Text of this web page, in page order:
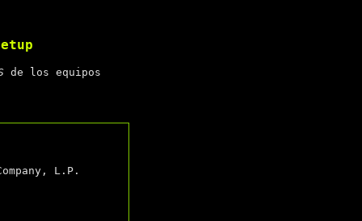
de los equipos
L.P.